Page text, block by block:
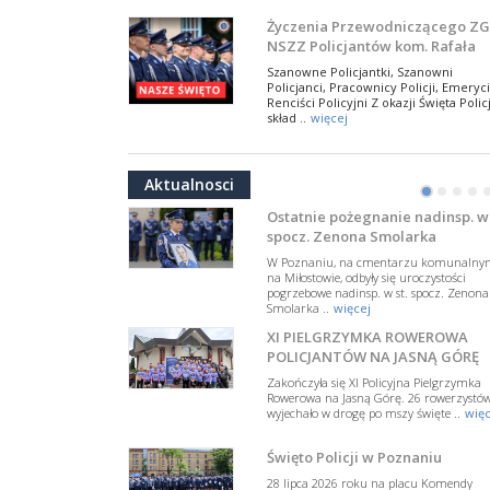
Życzenia Przewodniczącego ZG
NSZZ Policjantów kom. Rafała
Jankowskiego z okazji Święta
Policji 2026
Szanowne Policjantki, Szanowni
Policjanci, Pracownicy Policji,
Renciści Policyjni Z okazji Święta
skład .. więcej
NSZZ Policjantów: Policja nie
W przestrzeni publicznej po raz
pojawiły się wypowiedzi, które
w funkcjonariuszki i funkcjonariuszy
Policj .. więcej
Dodatkowe zarobkowanie
policjantów. NSZZP: obecne
rozwiązania wymagają zmian
zmiany przepisów regulujących
podejmowanie przez policjantów
dodatkowej pracy zarobkowe ..
więcej
Krok 1. Umorzenie. Krok 2.
z hejtem
Postępowanie dotyczące interwencji
Policji w miejscu zamieszkania red.
Tomasza Sakiewicza zostało
Aktualnosci
•• • •
NSZZ Policjantów
Na zaproszenie Zarządu Głównego NSZZ
Policjantów w Polsce gościł Rafael
Departamentu Policji w Nowym Jorku, o
.. więcej
PAMIĘTAMY I ODDAJMY HOŁD
SIERŻ. MARKOWI SIENICKIEMU
poświęconą starszemu sierżantowi Mar
Ostatnie pożegnanie nadinsp. w
spocz. Zenona Smolarka
W Poznaniu, na cmentarzu
na Miłostowie, odbyły się uroczystości
pogrzebowe nadinsp. w st. spocz. Zenona
Smolarka .. więcej
XI PIELGRZYMKA ROWEROWA
POLICJANTÓW NA JASNĄ GÓRĘ
Zakończyła się XI Policyjna Pielgrzymka
Rowerowa na Jasną Górę. 26
wyjechało w drogę po mszy święte ..
Święto Policji w Poznaniu
28 lipca 2026 roku na placu Komendy